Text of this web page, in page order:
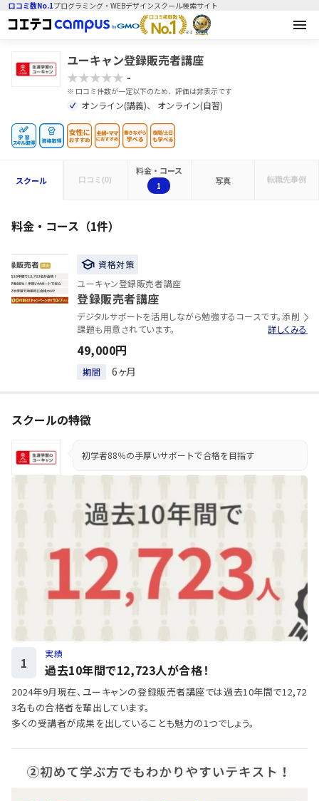
口コミ数No.1プログラミング・WEBデザインスクール検索サイト
ユーキャン登録販売者講座
★★★★★ -
※ 口コミ件数が一定以下のため、評価は非表示です
オンライン(講義)、 オンライン(自習)
スクール 口コミ(0)
料金・コース
1 写真 転職先事例
料金・コース（1件）
資格対策
ユーキャン登録販売者講座
登録販売者講座
デジタルサポートを活用しながら勉強するコースです。添削
課題も用意されています。
詳しくみる
49,000円
期間 6ヶ月
スクールの特徴
初学者88％の手厚いサポートで合格を目指す
1
実績
過去10年間で12,723人が合格！
2024年9月現在、ユーキャンの登録販売者講座では過去10年間で12,72
3名もの合格者を輩出しています。
多くの受講者が成果を出していることも魅力の1つでしょう。